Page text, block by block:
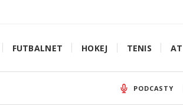
FUTBALNET HOKEJ TENIS
PODCASTY